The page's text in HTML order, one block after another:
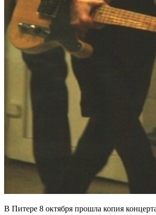
В Питере 8 октября прошла копия